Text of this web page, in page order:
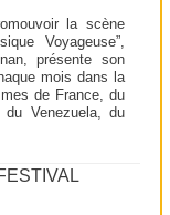
la scène
Voyageuse”,
présente son
mois dans la
de France, du
du Venezuela, du